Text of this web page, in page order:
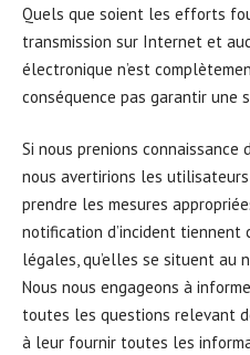
Quels que soient les efforts
transmission sur Internet et
électronique n’est
conséquence pas garantir une
Si nous prenions connaissance
nous avertirions les
prendre les mesures
notification d’incident tiennent
légales, qu’elles se situent au
Nous nous engageons à
toutes les questions relevant
à leur fournir toutes les